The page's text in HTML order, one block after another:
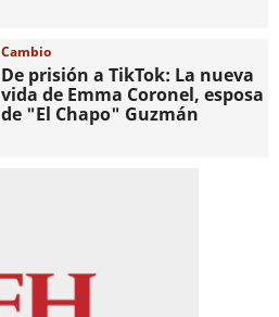
Cambio
De prisión a TikTok: La nueva
vida de Emma Coronel, esposa
de "El Chapo" Guzmán